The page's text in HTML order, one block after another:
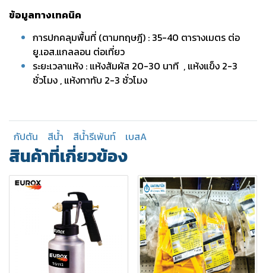
ข้อมูลทางเทคนิค
การปกคลุมพื้นที่ (ตามทฤษฎี) : 35-40 ตารางเมตร ต่อ
ยู.เอส.แกลลอน ต่อเที่ยว
ระยะเวลาแห้ง : แห้งสัมผัส 20-30 นาที , แห้งแข็ง 2-3
ชั่วโมง , แห้งทาทับ 2-3 ชั่วโมง
กัปตัน สีน้ำ สีน้ำรีเพ้นท์ เบสA
สินค้าที่เกี่ยวข้อง